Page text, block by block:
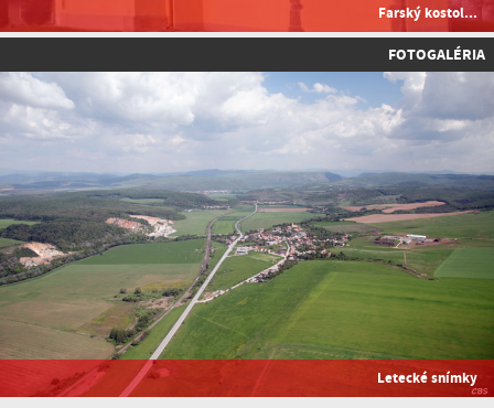
Farský kostol...
FOTOGALÉRIA
Letecké snímky